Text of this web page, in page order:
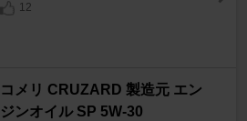
12
コメリ CRUZARD 製造元 エン
ジンオイル SP 5W‐30